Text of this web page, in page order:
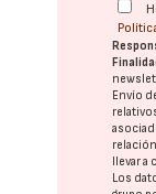
Envío
llevar
Los